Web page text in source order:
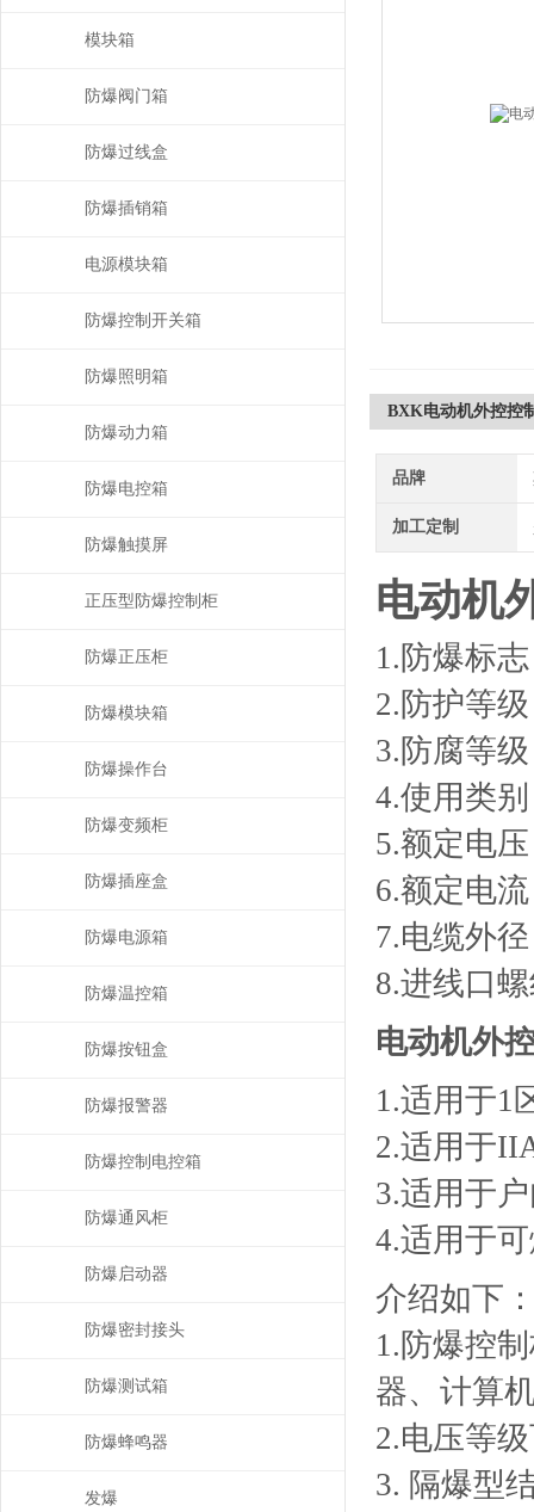
BXK电动机外控控
品牌
加工定制
电动机
1.防爆标
2.防护等
3.防腐等
4.使用类
5.额定电
6.额定电
7.电缆外
8.进线口
电动机外
1.适用于1
2.适用于
3.适用于
4.适用于
介绍如
1.防爆控
器、计算
2.电压等
3. 隔爆型
模块箱
防爆阀门箱
防爆过线盒
防爆插销箱
电源模块箱
防爆控制开关箱
防爆照明箱
防爆动力箱
防爆电控箱
防爆触摸屏
正压型防爆控制柜
防爆正压柜
防爆模块箱
防爆操作台
防爆变频柜
防爆插座盒
防爆电源箱
防爆温控箱
防爆按钮盒
防爆报警器
防爆控制电控箱
防爆通风柜
防爆启动器
防爆密封接头
防爆测试箱
防爆蜂鸣器
发爆